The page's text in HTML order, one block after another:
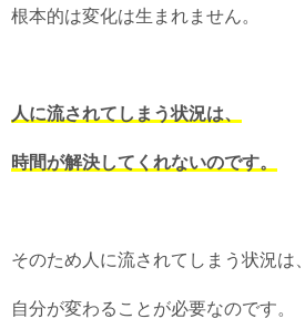
根本的は変化は生まれません。
人に流されてしまう状況は、
時間が解決してくれないのです。
そのため人に流されてしまう状況は、
自分が変わることが必要なのです。